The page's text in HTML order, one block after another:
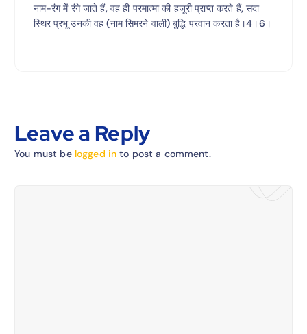
नाम-रंग में रंगे जाते हैं, वह ही परमात्मा की हजूरी प्राप्त करते हैं, सदा
स्थिर प्रभू उनकी वह (नाम सिमरने वाली) बुद्धि परवान करता है।4।6।
Leave a Reply
You must be logged in to post a comment.